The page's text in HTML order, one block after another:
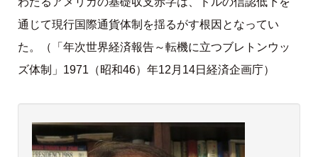
通じて現行国際通貨体制を揺るがす根因となってい
た。（「年次世界経済報告～転機に立つブレトンウッ
ズ体制」1971（昭和46）年12月14日経済企画庁）